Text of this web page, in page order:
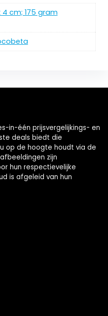
4 cm; 175 gram
in-één prijsvergelijkings- en
deals biedt die
op de hoogte houdt via de
zijn
hun respectievelijke
is afgeleid van hun